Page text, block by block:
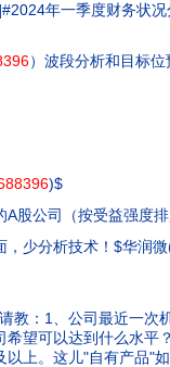
年一季度财务状况
）波段分析和目标
)$
A股公司（按受益强度
，少分析技术！$华润微
教：1、公司最近一次
希望可以达到什么水
以上。这儿"自有产品"